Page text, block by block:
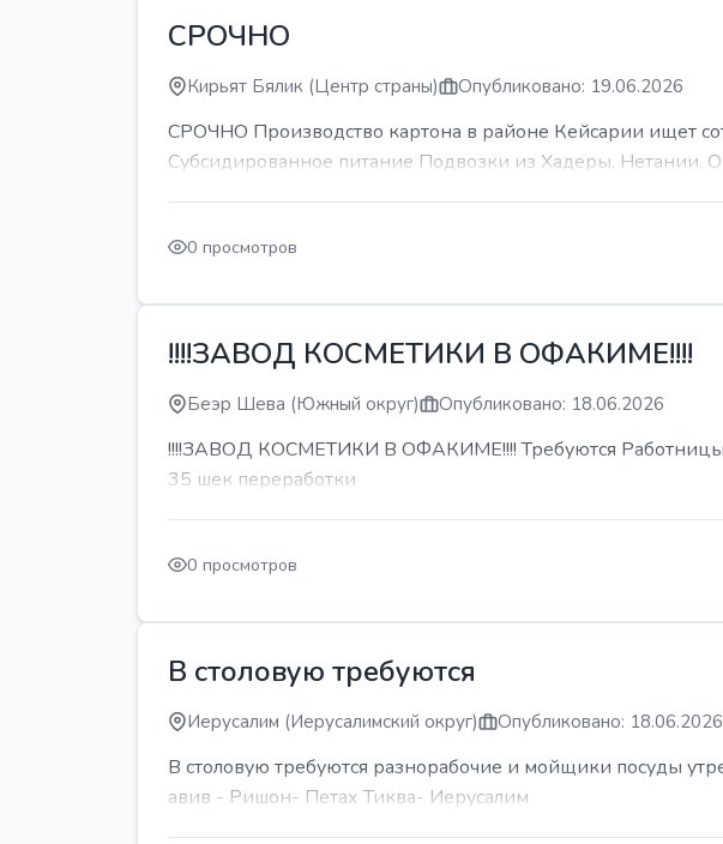
СРОЧНО
Кирьят Бялик (Центр страны) Опубликовано: 19.06.2026
СРОЧНО Производство картона в районе Кейсарии ищет
Субсидированное питание Подвозки из Хадеры, Нетании,
0 просмотров
!!!!ЗАВОД КОСМЕТИКИ В ОФАКИМЕ!!!!
Беэр Шева (Южный округ) Опубликовано: 18.06.2026
!!!!ЗАВОД КОСМЕТИКИ В ОФАКИМЕ!!!! Требуются Работницы
35 шек переработки
0 просмотров
В столовую требуются
Иерусалим (Иерусалимский округ) Опубликовано: 18.06.2026
В столовую требуются разнорабочие и мойщики посуды
авив - Ришон- Петах Тиква- Иерусалим